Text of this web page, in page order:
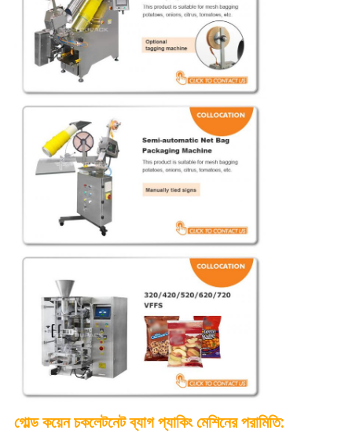
গোল্ড কয়েন চকলেটনেট ব্যাগ প্যাকিং মেশিনের পরামিতি: